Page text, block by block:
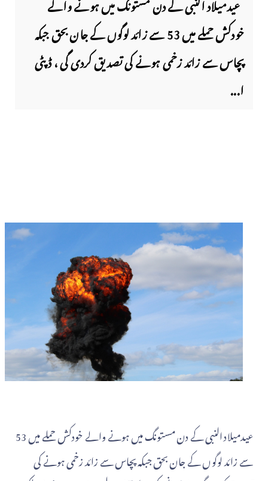
خودکش حملے میں 53 سے زائد لوگوں کے جان بحق جبکہ
پچاس سے زائد زخمی ہونے کی تصدیق کردی گی ، ڈپٹی
ا...
عیدمیلاد النبی کے دن مستونگ میں ہونے والے خودکش حملے میں 53
سے زائد لوگوں کے جان بحق جبکہ پچاس سے زائد زخمی ہونے کی